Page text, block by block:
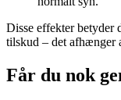
Disse effekter betyder
tilskud – det afhænger
Får du nok